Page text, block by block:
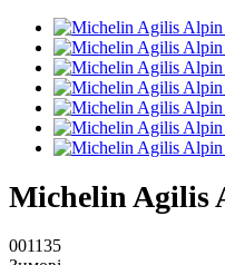
Michelin Agilis
001135